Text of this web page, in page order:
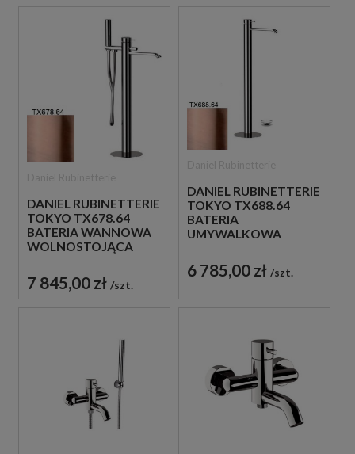
DANIEL RUBINETTERIE
TOKYO TX678.64
BATERIA WANNOWA
WOLNOSTOJĄCA
7 845,00 zł szt.
DANIEL RUBINETTERIE
TOKYO TX688.64
BATERIA
UMYWALKOWA
MIEDZIANA
6 785,00 zł szt.